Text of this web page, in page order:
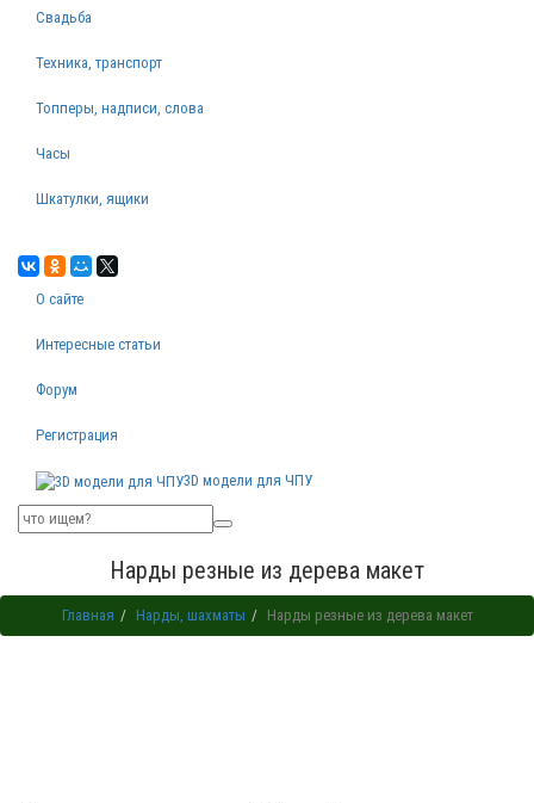
Свадьба
Техника, транспорт
Топперы, надписи, слова
Часы
Шкатулки, ящики
О сайте
Интересные статьи
Форум
Регистрация
3D модели для ЧПУ
Нарды резные из дерева макет
Главная Нарды, шахматы Нарды резные из дерева макет